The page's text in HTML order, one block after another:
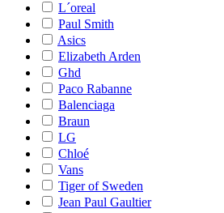
L´oreal
Paul Smith
Asics
Elizabeth Arden
Ghd
Paco Rabanne
Balenciaga
Braun
LG
Chloé
Vans
Tiger of Sweden
Jean Paul Gaultier